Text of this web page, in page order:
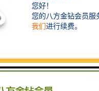
一路之隔，培育了等
科技园科研力量的支